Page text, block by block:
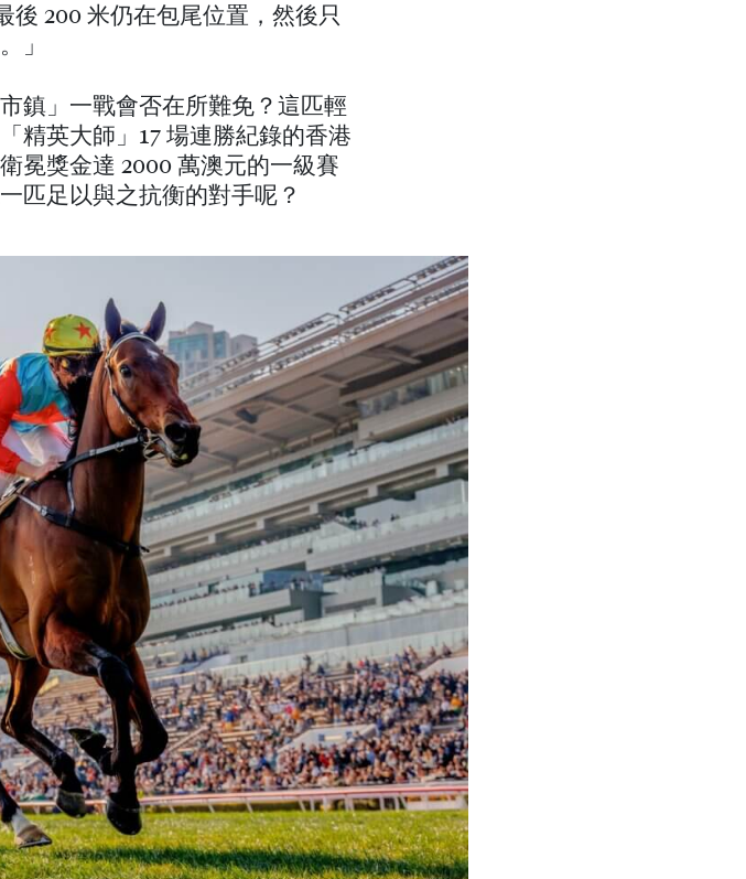
後 200 米仍在包尾位置，然後只
」
鎮」一戰會否在所難免？這匹輕
精英大師」17 場連勝紀錄的香港
冕獎金達 2000 萬澳元的一級賽
匹足以與之抗衡的對手呢？